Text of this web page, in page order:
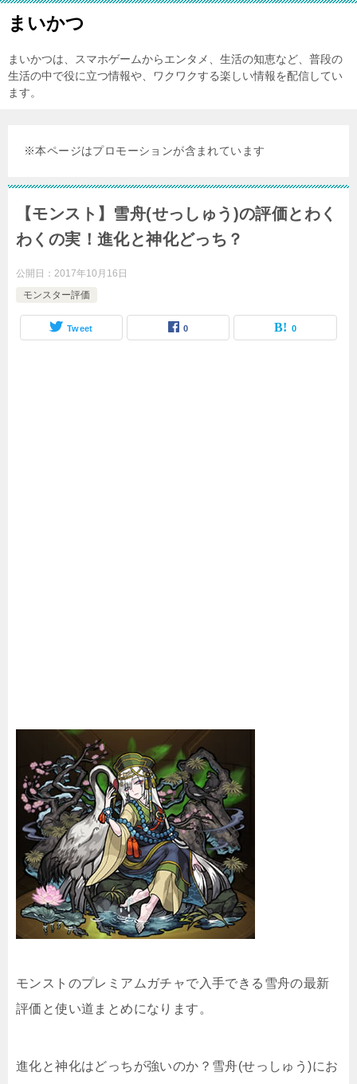
まいかつ
まいかつは、スマホゲームからエンタメ、生活の知恵など、普段の
生活の中で役に立つ情報や、ワクワクする楽しい情報を配信してい
ます。
※本ページはプロモーションが含まれています
【モンスト】雪舟(せっしゅう)の評価とわく
わくの実！進化と神化どっち？
公開日： 2017年10月16日
モンスター評価
Tweet 0 0
モンストのプレミアムガチャで入手できる雪舟の最新
評価と使い道まとめになります。
進化と神化はどっちが強いのか？雪舟(せっしゅう)にお